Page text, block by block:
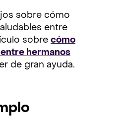
sobre cómo
entre
sobre cómo
hermanos
de gran ayuda.